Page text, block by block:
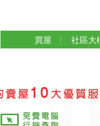
買屋 社區大